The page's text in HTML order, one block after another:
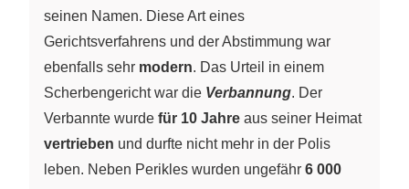
seinen Namen. Diese Art eines
Gerichtsverfahrens und der Abstimmung war
ebenfalls sehr modern. Das Urteil in einem
Scherbengericht war die Verbannung. Der
Verbannte wurde für 10 Jahre aus seiner Heimat
vertrieben und durfte nicht mehr in der Polis
leben. Neben Perikles wurden ungefähr 6 000